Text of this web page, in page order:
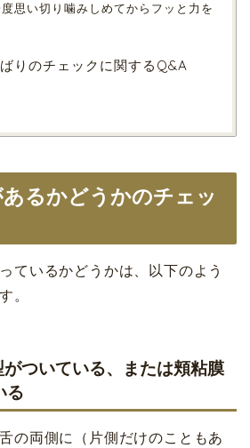
思い切り噛みしめてからフッと力を
りのチェックに関するQ&A
るかどうかのチェッ
ているかどうかは、以下のよう
。
ついている、または頬粘膜
る
の両側に（片側だけのこともあ